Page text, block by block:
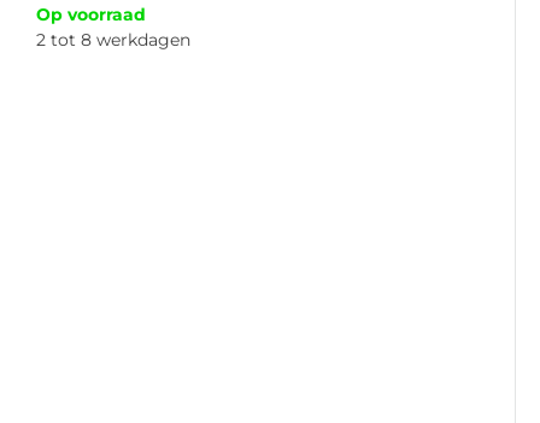
Op voorraad
2 tot 8 werkdagen